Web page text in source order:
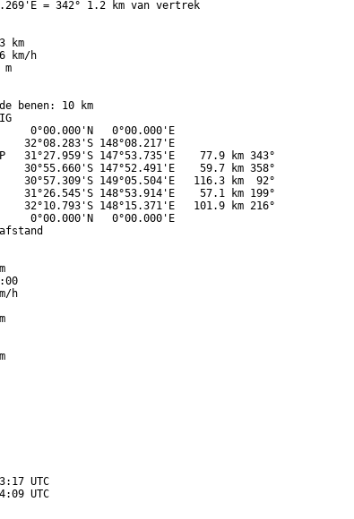
= 342° 1.2 km van vertrek
km
km/h
benen: 10 km
0°00.000'N   0°00.000'E
32°08.283'S 148°08.217'E
31°27.959'S 147°53.735'E    77.9 km 343°
30°55.660'S 147°52.491'E    59.7 km 358°
30°57.309'S 149°05.504'E   116.3 km  92°
31°26.545'S 148°53.914'E    57.1 km 199°
32°10.793'S 148°15.371'E   101.9 km 216°
0°00.000'N   0°00.000'E
h
UTC
UTC